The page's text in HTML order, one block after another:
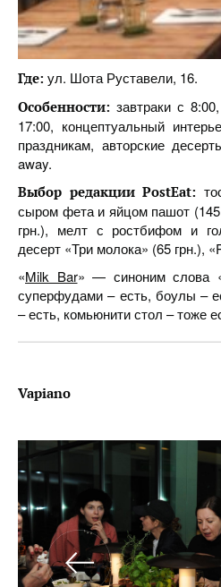
Где: ул. Шота Руставели, 16.
Особенности: завтраки с
17:00, концептуальный
праздникам, авторские
away.
Выбор редакции PostEat:
сыром фета и яйцом пашот (145
грн.), мелт с ростбифом и
десерт «Три молока» (65 грн.),
«Milk Bar» — синоним слова
суперфудами – есть, боулы –
– есть, комьюнити стол – тоже
Vapiano